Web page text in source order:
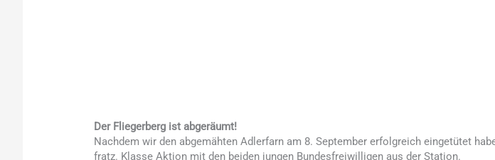
Der Fliegerberg ist abgeräumt!
Nachdem wir den abgemähten Adlerfarn am 8. September erfolgreich eingetütet
fratz. Klasse Aktion mit den beiden jungen Bundesfreiwilligen aus der Station.